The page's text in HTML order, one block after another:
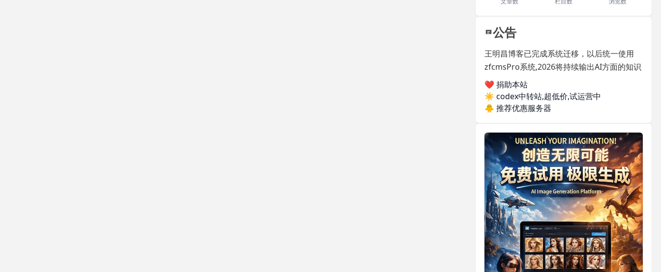
公告
王明昌博客已完成系统迁移，以后统一使用
zfcmsPro系统,2026将持续输出AI方面的知识
❤️ 捐助本站
☀️ codex中转站,超低价,试运营中
🐥 推荐优惠服务器